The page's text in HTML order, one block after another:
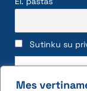
Mes
Sutinku su